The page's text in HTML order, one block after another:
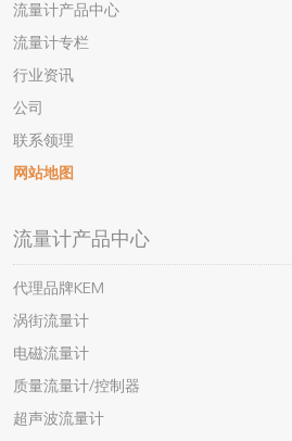
流量计产品中心
流量计专栏
行业资讯
公司
联系领理
网站地图
流量计产品中心
代理品牌KEM
涡街流量计
电磁流量计
质量流量计/控制器
超声波流量计